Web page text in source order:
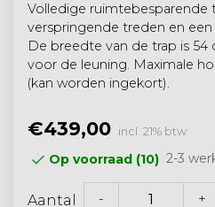
Volledige ruimtebesparende
verspringende treden en
De breedte van de trap is 54
voor de leuning. Maximale
(kan worden ingekort).
€439,00 incl. 21% btw
Op voorraad (10) 2-3
Aantal - +